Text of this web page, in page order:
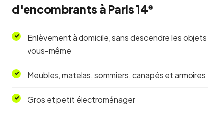
d'encombrants à Paris 14ᵉ
Enlèvement à domicile, sans descendre les objets
vous-même
Meubles, matelas, sommiers, canapés et armoires
Gros et petit électroménager